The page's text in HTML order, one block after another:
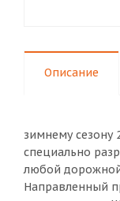
Описание
зимнему сезону
специально
любой
Направленный